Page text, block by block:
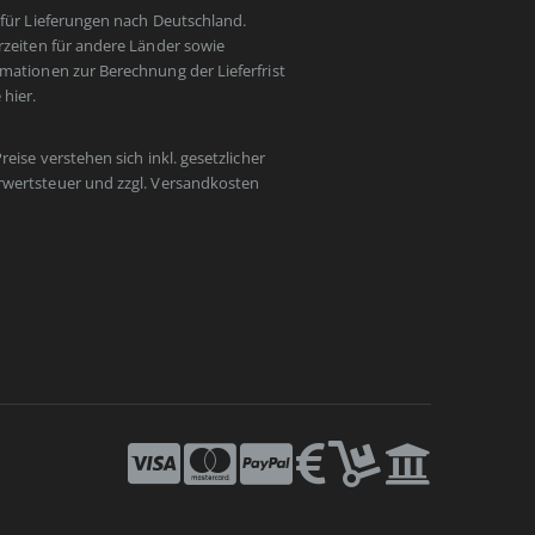
Lieferungen nach Deutschland.
für andere Länder sowie
zur Berechnung der Lieferfrist
hier.
verstehen sich inkl. gesetzlicher
und zzgl.Versandkosten